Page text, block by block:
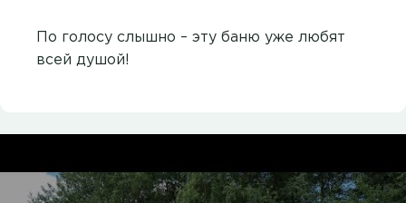
По голосу слышно – эту баню уже любят
всей душой!